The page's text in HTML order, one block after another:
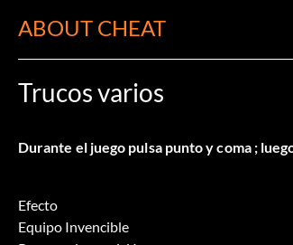
ABOUT CHEAT
Trucos varios
Durante el juego pulsa punto y coma ;
Efecto
Equipo Invencible